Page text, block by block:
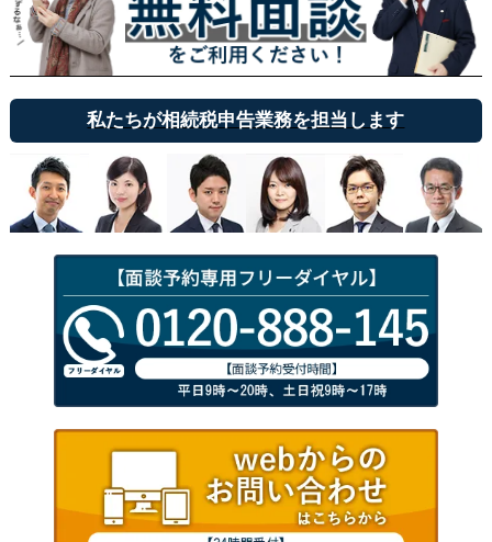
私たちが相続税申告業務を担当します